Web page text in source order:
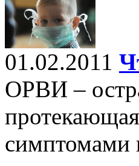
01.02.2011
ОРВИ –
симптомами